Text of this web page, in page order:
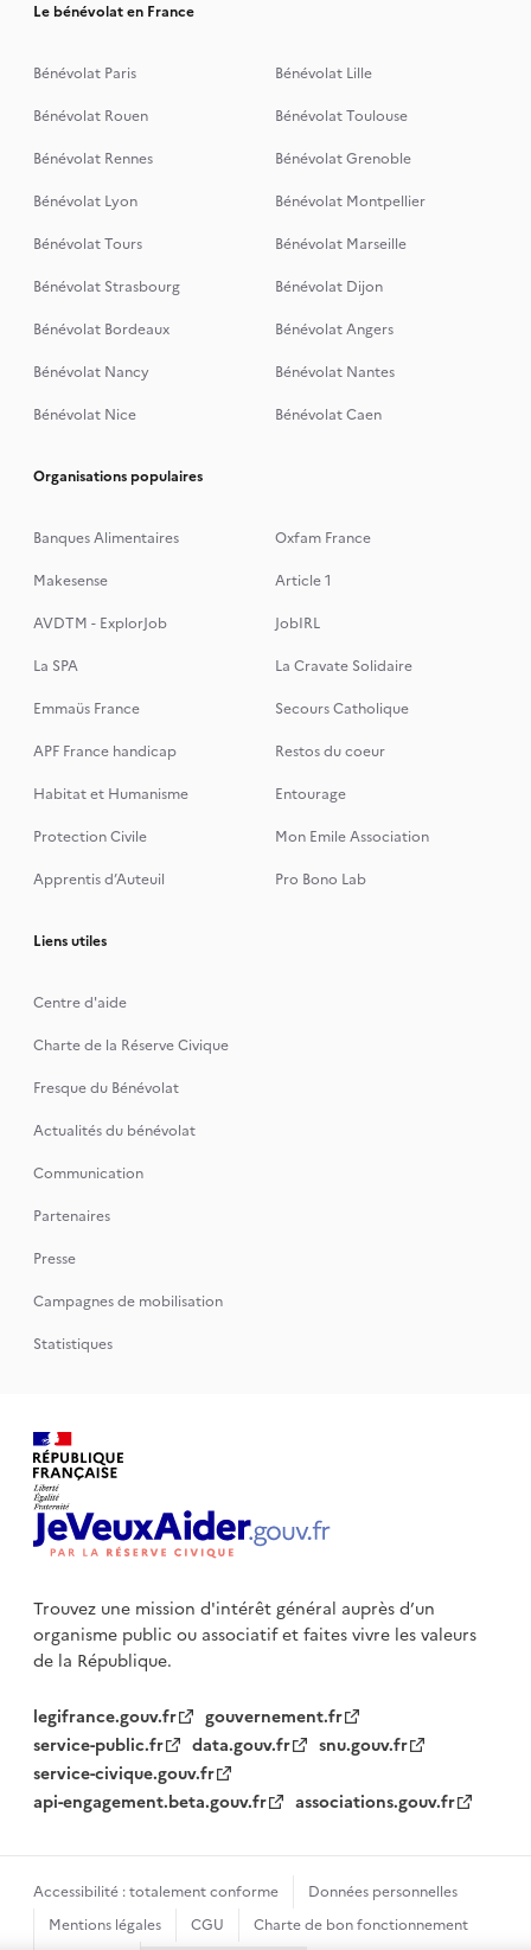
Le bénévolat en France
Bénévolat Paris
Bénévolat Lille
Bénévolat Rouen
Bénévolat Toulouse
Bénévolat Rennes
Bénévolat Grenoble
Bénévolat Lyon
Bénévolat Montpellier
Bénévolat Tours
Bénévolat Marseille
Bénévolat Strasbourg
Bénévolat Dijon
Bénévolat Bordeaux
Bénévolat Angers
Bénévolat Nancy
Bénévolat Nantes
Bénévolat Nice
Bénévolat Caen
Organisations populaires
Banques Alimentaires
Oxfam France
Makesense
Article 1
AVDTM - ExplorJob
JobIRL
La SPA
La Cravate Solidaire
Emmaüs France
Secours Catholique
APF France handicap
Restos du coeur
Habitat et Humanisme
Entourage
Protection Civile
Mon Emile Association
Apprentis d’Auteuil
Pro Bono Lab
Liens utiles
Centre d'aide
Charte de la Réserve Civique
Fresque du Bénévolat
Actualités du bénévolat
Communication
Partenaires
Presse
Campagnes de mobilisation
Statistiques
Trouvez une mission d'intérêt général auprès d’un
organisme publicou associatif et faites vivre les valeurs
de la République.
legifrance.gouv.fr
gouvernement.fr
service-public.fr
data.gouv.fr
snu.gouv.fr
service-civique.gouv.fr
api-engagement.beta.gouv.fr
associations.gouv.fr
Accessibilité : totalement conforme
Données personnelles
Mentions légales
CGU
Charte de bon fonctionnement